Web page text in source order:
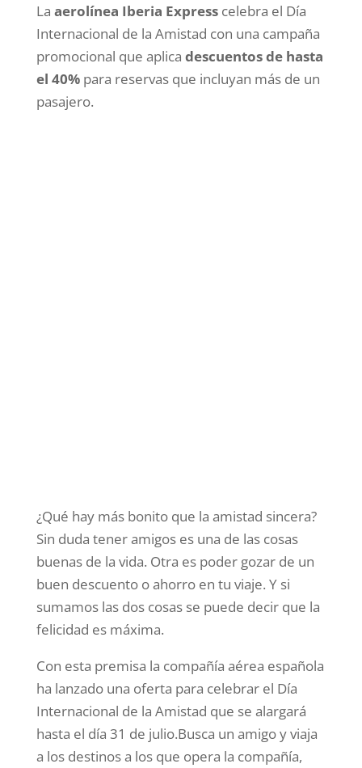
La aerolínea Iberia Expresscelebra el Día
Internacional de la Amistad con una campaña
promocional que aplica descuentos de hasta
el 40%para reservas que incluyan más de un
pasajero.
¿Qué hay más bonito que la amistad sincera?
Sin duda tener amigos es una de las cosas
buenas de la vida. Otra es poder gozar de un
buen descuento o ahorro en tu viaje. Y si
sumamos las dos cosas se puede decir que la
felicidad es máxima.
Con esta premisa la compañía aérea española
ha lanzado una oferta para celebrar el Día
Internacional de la Amistad que se alargará
hasta el día 31 de julio.Busca un amigo y viaja
a los destinos a los que opera la compañía,